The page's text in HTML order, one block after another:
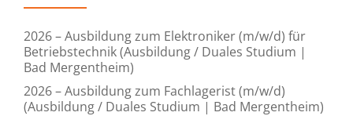
2026 – Ausbildung zum Elektroniker (m/w/d) für
Betriebstechnik (Ausbildung / Duales Studium |
Bad Mergentheim)
2026 – Ausbildung zum Fachlagerist (m/w/d)
(Ausbildung / Duales Studium | Bad Mergentheim)